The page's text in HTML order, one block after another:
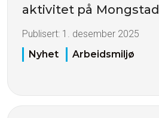
aktivitet på Mongstad
Publisert: 1. desember 2025
Nyhet
Arbeidsmiljø